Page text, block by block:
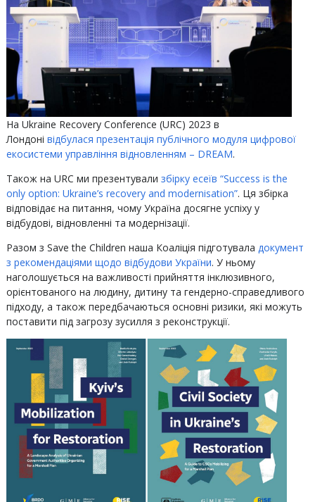
На Ukraine Recovery Conference (URC) 2023 в
Лондоні відбулася презентація публічного модуля цифрової
екосистеми управління відновленням – DREAM.
‍Також на URC ми презентували збірку есеїв “Success is the
only option: Ukraine’s recovery and modernisation”. Ця збірка
відповідає на питання, чому Україна досягне успіху у
відбудові, відновленні та модернізації.
‍Разом з Save the Children наша Коаліція підготувала документ
з рекомендаціями щодо відбудови України. У ньому
наголошується на важливості прийняття інклюзивного,
орієнтованого на людину, дитину та гендерно-справедливого
підходу, а також передбачаються основні ризики, які можуть
поставити під загрозу зусилля з реконструкції.